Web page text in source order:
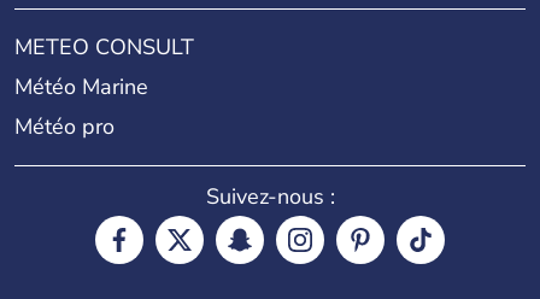
METEO CONSULT
Météo Marine
Météo pro
Suivez-nous :